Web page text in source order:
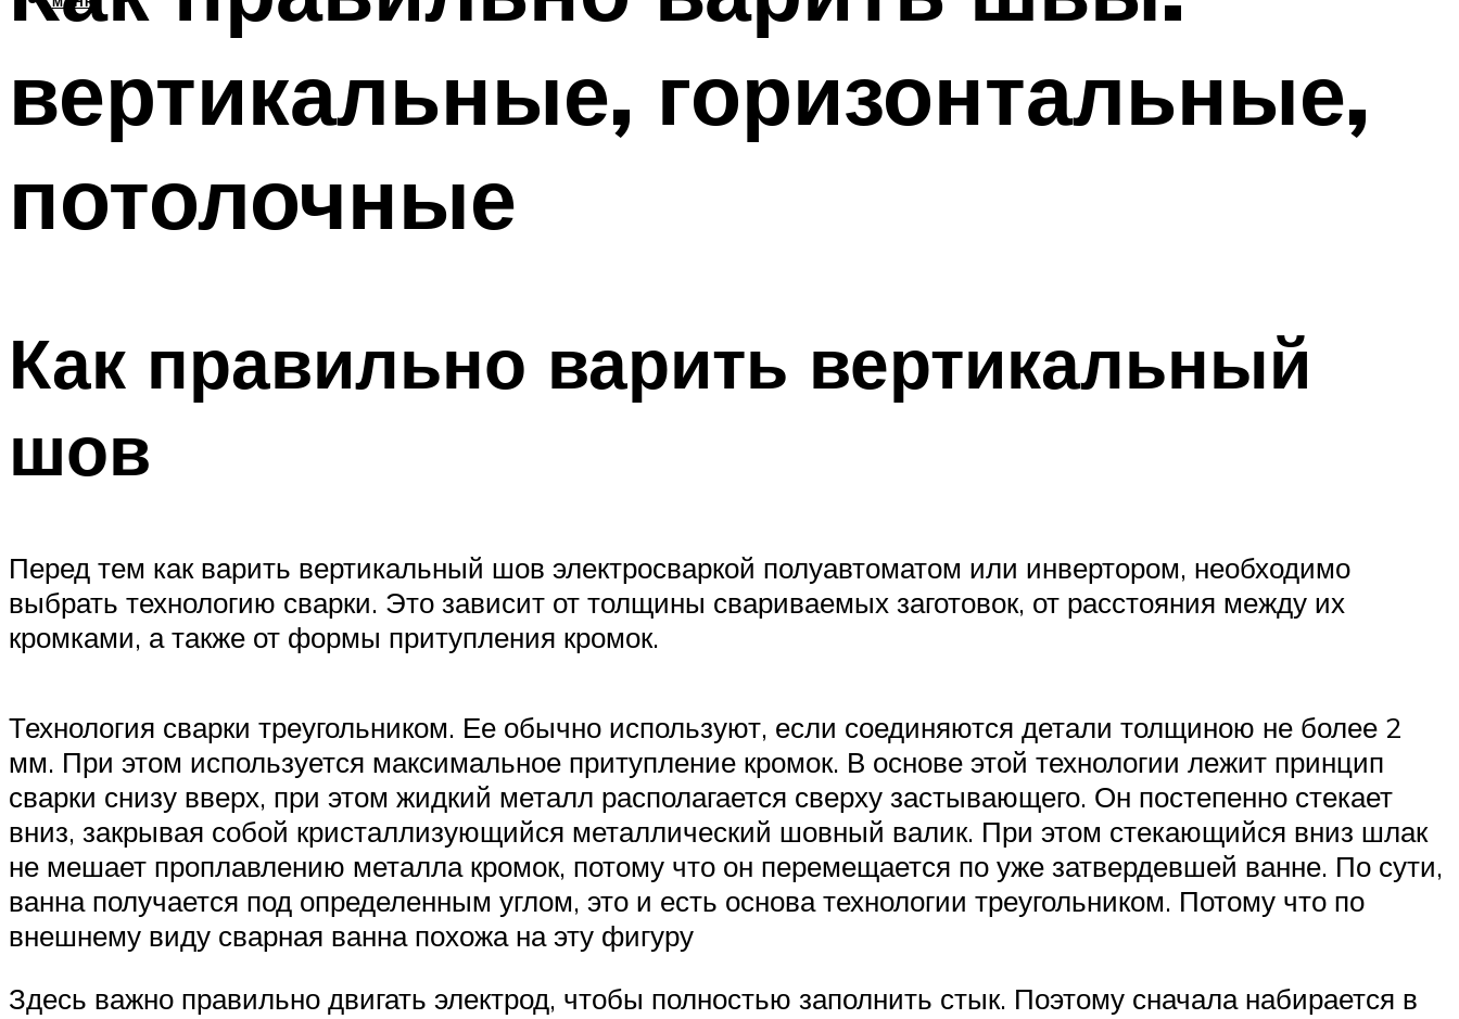
вертикальные, горизонтальные,
потолочные
Как правильно варить вертикальный
шов
Перед тем как варить вертикальный шов электросваркой полуавтоматом или инвертором, необходимо
выбрать технологию сварки. Это зависит от толщины свариваемых заготовок, от расстояния между их
кромками, а также от формы притупления кромок.
Технология сварки треугольником. Ее обычно используют, если соединяются детали толщиною не более 2
мм. При этом используется максимальное притупление кромок. В основе этой технологии лежит принцип
сварки снизу вверх, при этом жидкий металл располагается сверху застывающего. Он постепенно стекает
вниз, закрывая собой кристаллизующийся металлический шовный валик. При этом стекающийся вниз шлак
не мешает проплавлению металла кромок, потому что он перемещается по уже затвердевшей ванне. По сути,
ванна получается под определенным углом, это и есть основа технологии треугольником. Потому что по
внешнему виду сварная ванна похожа на эту фигуру
Здесь важно правильно двигать электрод, чтобы полностью заполнить стык. Поэтому сначала набирается в